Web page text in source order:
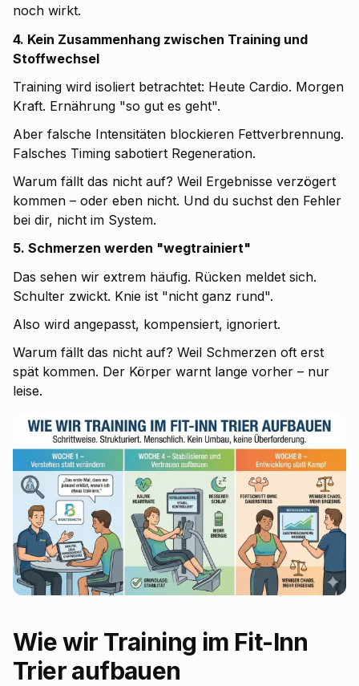
noch wirkt.
4. Kein Zusammenhang zwischen Training und
Stoffwechsel
Training wird isoliert betrachtet: Heute Cardio. Morgen
Kraft. Ernährung "so gut es geht".
Aber falsche Intensitäten blockieren Fettverbrennung.
Falsches Timing sabotiert Regeneration.
Warum fällt das nicht auf? Weil Ergebnisse verzögert
kommen – oder eben nicht. Und du suchst den Fehler
bei dir, nicht im System.
5. Schmerzen werden "wegtrainiert"
Das sehen wir extrem häufig. Rücken meldet sich.
Schulter zwickt. Knie ist "nicht ganz rund".
Also wird angepasst, kompensiert, ignoriert.
Warum fällt das nicht auf? Weil Schmerzen oft erst
spät kommen. Der Körper warnt lange vorher – nur
leise.
Wie wir Training im Fit-Inn
Trier aufbauen